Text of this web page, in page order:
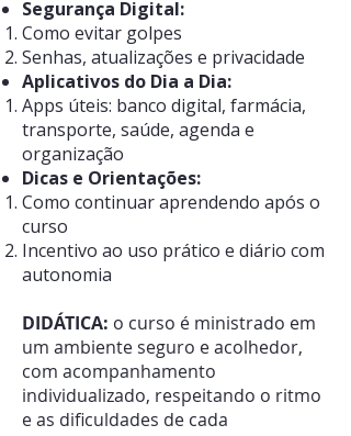
Segurança Digital:
Como evitar golpes
Senhas, atualizações e privacidade
Aplicativos do Dia a Dia:
Apps úteis: banco digital, farmácia,
transporte, saúde, agenda e
organização
Dicas e Orientações:
Como continuar aprendendo após o
curso
Incentivo ao uso prático e diário com
autonomia
DIDÁTICA: o curso é ministrado em
um ambiente seguro e acolhedor,
com acompanhamento
individualizado, respeitando o ritmo
e as dificuldades de cada